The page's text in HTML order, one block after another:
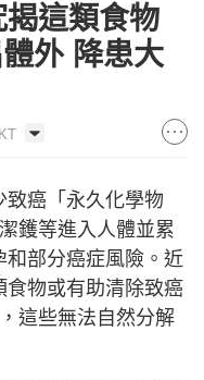
這類食物
外 降患大
致癌「永久化學物
鑊等進入人體並累
部分癌症風險。近
食物或有助清除致癌
這些無法自然分解